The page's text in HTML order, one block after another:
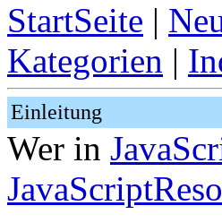
StartSeite |
Kategorien |
Einleitung
Wer in